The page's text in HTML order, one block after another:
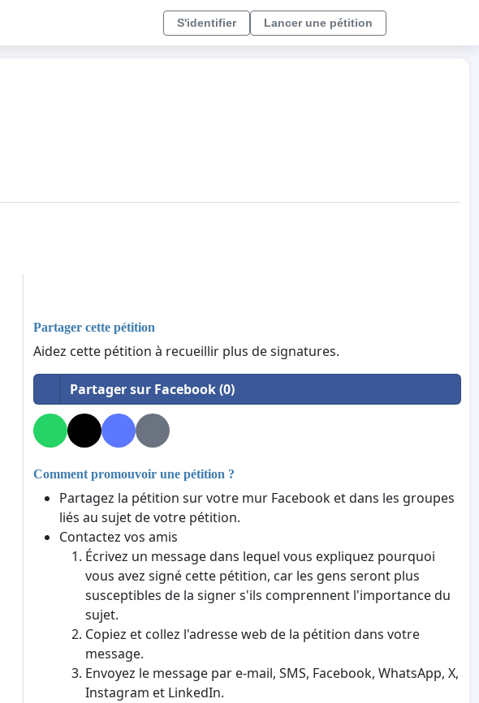
S'identifier Lancer une pétition
Partager cette pétition
Aidez cette pétition à recueillir plus de signatures.
Partager sur Facebook (0)
Comment promouvoir une pétition ?
Partagez la pétition sur votre mur Facebook et dans les groupes
liés au sujet de votre pétition.
Contactez vos amis
Écrivez un message dans lequel vous expliquez pourquoi
vous avez signé cette pétition, car les gens seront plus
susceptibles de la signer s'ils comprennent l'importance du
sujet.
Copiez et collez l'adresse web de la pétition dans votre
message.
Envoyez le message par e-mail, SMS, Facebook, WhatsApp, X,
Instagram et LinkedIn.